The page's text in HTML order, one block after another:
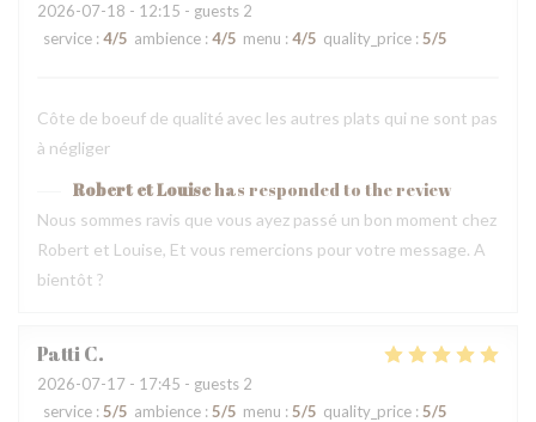
2026-07-18 - 12:15 - guests 2
service : 4/5 ambience : 4/5 menu : 4/5 quality_price : 5/5
Côte de boeuf de qualité avec les autres plats qui ne sont pas
à négliger
Robert et Louisehas responded to the review
Nous sommes ravis que vous ayez passé un bon moment chez
Robert et Louise, Et vous remercions pour votre message. A
bientôt ?
PattiC
2026-07-17 - 17:45 - guests 2
service : 5/5 ambience : 5/5 menu : 5/5 quality_price : 5/5